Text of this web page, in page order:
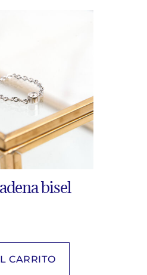
bisel
CARRITO